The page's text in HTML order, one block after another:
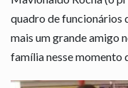
quadro de funcionários
mais um grande amigo
família nesse momento